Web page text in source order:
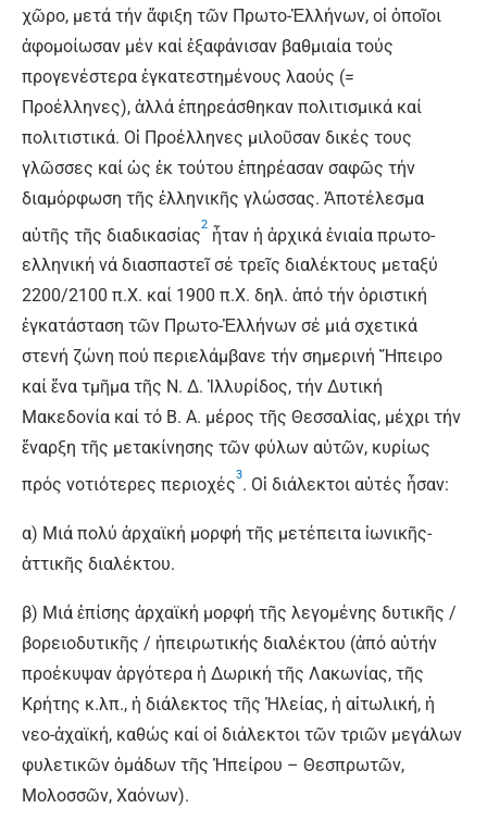
χῶρο, μετά τήν ἄφιξη τῶν Πρωτο-Ἑλλήνων, οἱ ὁποῖοι
ἀφομοίωσαν μέν καί ἐξαφάνισαν βαθμιαία τούς
προγενέστερα ἐγκατεστημένους λαούς (=
Προέλληνες), ἀλλά ἐπηρεάσθηκαν πολιτισμικά καί
πολιτιστικά. Οἱ Προέλληνες μιλοῦσαν δικές τους
γλῶσσες καί ὡς ἐκ τούτου ἐπηρέασαν σαφῶς τήν
διαμόρφωση τῆς ἑλληνικῆς γλώσσας. Ἀποτέλεσμα
αὐτῆς τῆς διαδικασίας
2
ἦταν ἡ ἀρχικά ἑνιαία πρωτο-
ελληνική νά διασπαστεῖ σέ τρεῖς διαλέκτους μεταξύ
2200/2100 π.Χ. καί 1900 π.Χ. δηλ. ἀπό τήν ὁριστική
ἐγκατάσταση τῶν Πρωτο-Ἑλλήνων σέ μιά σχετικά
στενή ζώνη πού περιελάμβανε τήν σημερινή Ἤπειρο
καί ἕνα τμῆμα τῆς Ν. Δ. Ἰλλυρίδος, τήν Δυτική
Μακεδονία καί τό Β. Α. μέρος τῆς Θεσσαλίας, μέχρι τήν
ἔναρξη τῆς μετακίνησης τῶν φύλων αὐτῶν, κυρίως
πρός νοτιότερες περιοχές
3
. Οἱ διάλεκτοι αὐτές ἦσαν:
α) Μιά πολύ ἀρχαϊκή μορφή τῆς μετέπειτα ἰωνικῆς-
ἀττικῆς διαλέκτου.
β) Μιά ἐπίσης ἀρχαϊκή μορφή τῆς λεγομένης δυτικῆς /
βορειοδυτικῆς / ἠπειρωτικής διαλέκτου (ἀπό αὐτήν
προέκυψαν ἀργότερα ἡ Δωρική τῆς Λακωνίας, τῆς
Κρήτης κ.λπ., ἡ διάλεκτος τῆς Ἠλείας, ἡ αἰτωλική, ἡ
νεο-ἀχαϊκή, καθώς καί οἱ διάλεκτοι τῶν τριῶν μεγάλων
φυλετικῶν ὁμάδων τῆς Ἠπείρου – Θεσπρωτῶν,
Μολοσσῶν, Χαόνων).